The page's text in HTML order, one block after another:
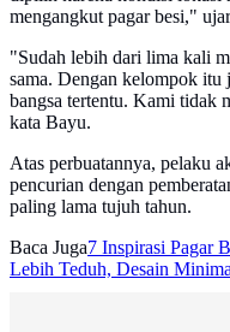
mengangkut pagar besi,"
"Sudah lebih dari lima kali
sama. Dengan kelompok itu
bangsa tertentu. Kami tidak
kata Bayu.
Atas perbuatannya, pelaku
pencurian dengan
paling lama tujuh tahun.
Baca Juga7 Inspirasi Pagar
Lebih Teduh, Desain